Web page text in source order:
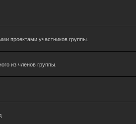
проектами участников группы.
из членов группы.